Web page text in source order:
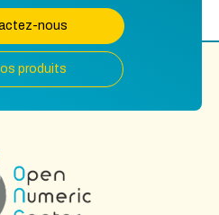
nous
produits